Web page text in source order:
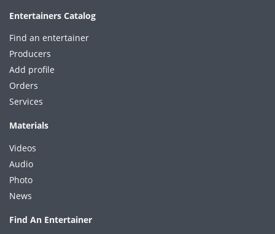
Entertainers Catalog
Find an entertainer
Producers
Add profile
Orders
Services
Materials
Videos
Audio
Photo
News
Find An Entertainer